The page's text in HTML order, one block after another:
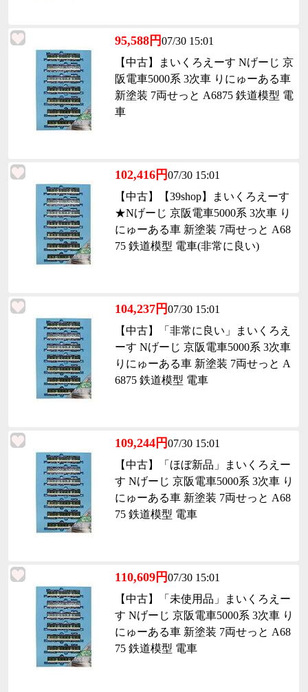
95,588円07/30 15:01
【中古】まいくろえーす Nげーじ 京
阪電車5000系 3次車 りにゅーある車
新塗装 7両せっと A6875 鉄道模型 電
車
102,416円07/30 15:01
【中古】【39shop】まいくろえーす
★Nげーじ 京阪電車5000系 3次車 り
にゅーある車 新塗装 7両せっと A68
75 鉄道模型 電車(非常に良い)
104,237円07/30 15:01
【中古】「非常に良い」まいくろえ
ーす Nげーじ 京阪電車5000系 3次車
りにゅーある車 新塗装 7両せっと A
6875 鉄道模型 電車
109,244円07/30 15:01
【中古】「ほぼ新品」まいくろえー
す Nげーじ 京阪電車5000系 3次車 り
にゅーある車 新塗装 7両せっと A68
75 鉄道模型 電車
110,609円07/30 15:01
【中古】「未使用品」まいくろえー
す Nげーじ 京阪電車5000系 3次車 り
にゅーある車 新塗装 7両せっと A68
75 鉄道模型 電車